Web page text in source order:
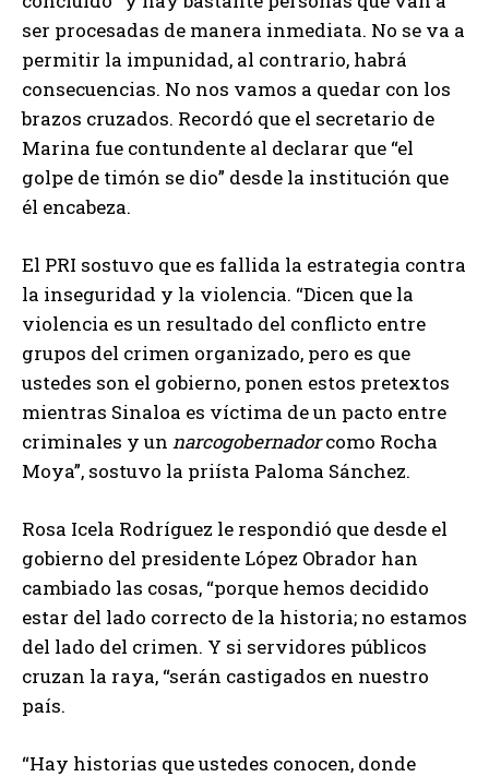
ser procesadas de manera inmediata. No se va a
permitir la impunidad, al contrario, habrá
consecuencias. No nos vamos a quedar con los
brazos cruzados. Recordó que el secretario de
Marina fue contundente al declarar que “el
golpe de timón se dio” desde la institución que
él encabeza.
El PRI sostuvo que es fallida la estrategia contra
la inseguridad y la violencia. “Dicen que la
violencia es un resultado del conflicto entre
grupos del crimen organizado, pero es que
ustedes son el gobierno, ponen estos pretextos
mientras Sinaloa es víctima de un pacto entre
criminales y un narcogobernadorcomo Rocha
Moya”, sostuvo la priísta Paloma Sánchez.
Rosa Icela Rodríguez le respondió que desde el
gobierno del presidente López Obrador han
cambiado las cosas, “porque hemos decidido
estar del lado correcto de la historia; no estamos
del lado del crimen. Y si servidores públicos
cruzan la raya, “serán castigados en nuestro
país.
“Hay historias que ustedes conocen, donde